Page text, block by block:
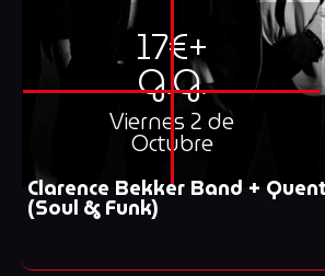
17€+
G.G.
Viernes 2 de
Octubre
Clarence Bekker Band +
(Soul & Funk)